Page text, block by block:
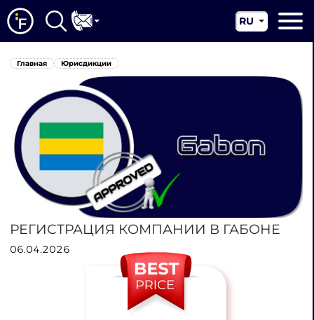
О нас
Новости
Юрисдикции
RU
EN
Главная Юрисдикции
РЕГИСТРАЦИЯ КОМПАНИИ В ГАБОНЕ
06.04.2026